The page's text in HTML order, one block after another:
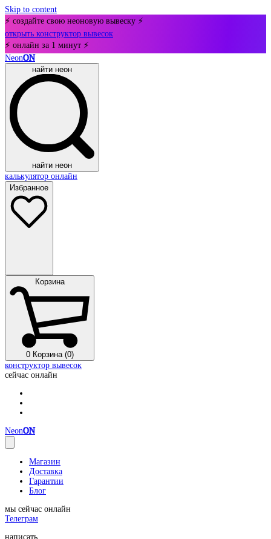
Skip to content
⚡ создайте свою неоновую вывеску ⚡
открыть конструктор вывесок
⚡ онлайн за 1 минут ⚡
NeonON
найти неон
найти неон
калькулятор онлайн
Избранное
Корзина
0 Корзина (0)
конструктор вывесок
сейчас онлайн
NeonON
Магазин
Доставка
Гарантии
Блог
мы сейчас онлайн
Телеграм
написать